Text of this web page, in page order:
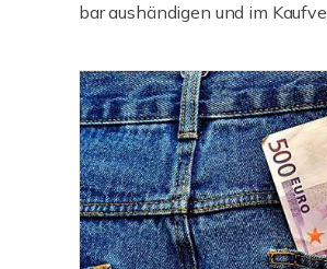
bar aushändigen und im